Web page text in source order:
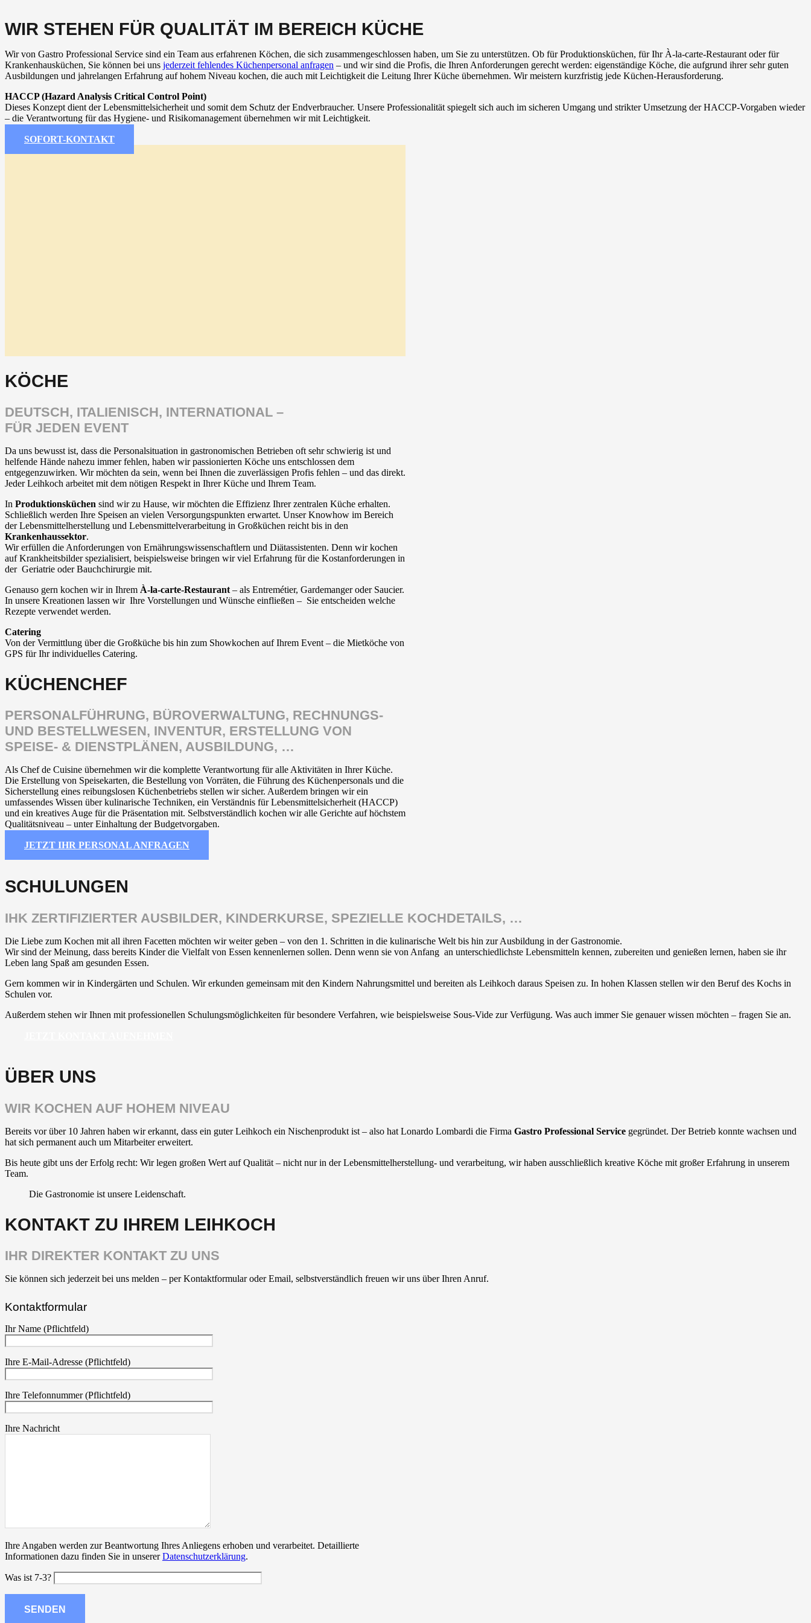
WIR STEHEN FÜR QUALITÄT IM BEREICH KÜCHE
Wir von Gastro Professional Service sind ein Team aus erfahrenen Köchen, die sich zusammengeschlossen haben, um Sie zu unterstützen. Ob für Produktionsküchen, für Ihr À-la-carte-Restaurant oder für
Krankenhausküchen, Sie können bei uns jederzeit fehlendes Küchenpersonal anfragen – und wir sind die Profis, die Ihren Anforderungen gerecht werden: eigenständige Köche, die aufgrund ihrer sehr guten
Ausbildungen und jahrelangen Erfahrung auf hohem Niveau kochen, die auch mit Leichtigkeit die Leitung Ihrer Küche übernehmen. Wir meistern kurzfristig jede Küchen-Herausforderung.
HACCP (Hazard Analysis Critical Control Point)
Dieses Konzept dient der Lebensmittelsicherheit und somit dem Schutz der Endverbraucher. Unsere Professionalität spiegelt sich auch im sicheren Umgang und strikter Umsetzung der HACCP-Vorgaben wieder
– die Verantwortung für das Hygiene- und Risikomanagement übernehmen wir mit Leichtigkeit.
SOFORT-KONTAKT
KÖCHE
DEUTSCH, ITALIENISCH, INTERNATIONAL –
FÜR JEDEN EVENT
Da uns bewusst ist, dass die Personalsituation in gastronomischen Betrieben oft sehr schwierig ist und
helfende Hände nahezu immer fehlen, haben wir passionierten Köche uns entschlossen dem
entgegenzuwirken. Wir möchten da sein, wenn bei Ihnen die zuverlässigen Profis fehlen – und das direkt.
Jeder Leihkoch arbeitet mit dem nötigen Respekt in Ihrer Küche und Ihrem Team.
In Produktionsküchen sind wir zu Hause, wir möchten die Effizienz Ihrer zentralen Küche erhalten.
Schließlich werden Ihre Speisen an vielen Versorgungspunkten erwartet. Unser Knowhow im Bereich
der Lebensmittelherstellung und Lebensmittelverarbeitung in Großküchen reicht bis in den
Krankenhaussektor.
Wir erfüllen die Anforderungen von Ernährungswissenschaftlern und Diätassistenten. Denn wir kochen
auf Krankheitsbilder spezialisiert, beispielsweise bringen wir viel Erfahrung für die Kostanforderungen in
der Geriatrie oder Bauchchirurgie mit.
Genauso gern kochen wir in Ihrem À-la-carte-Restaurant – als Entremétier, Gardemanger oder Saucier.
In unsere Kreationen lassen wir Ihre Vorstellungen und Wünsche einfließen – Sie entscheiden welche
Rezepte verwendet werden.
Catering
Von der Vermittlung über die Großküche bis hin zum Showkochen auf Ihrem Event – die Mietköche von
GPS für Ihr individuelles Catering.
KÜCHENCHEF
PERSONALFÜHRUNG, BÜROVERWALTUNG, RECHNUNGS-
UND BESTELLWESEN, INVENTUR, ERSTELLUNG VON
SPEISE- & DIENSTPLÄNEN, AUSBILDUNG, …
Als Chef de Cuisine übernehmen wir die komplette Verantwortung für alle Aktivitäten in Ihrer Küche.
Die Erstellung von Speisekarten, die Bestellung von Vorräten, die Führung des Küchenpersonals und die
Sicherstellung eines reibungslosen Küchenbetriebs stellen wir sicher. Außerdem bringen wir ein
umfassendes Wissen über kulinarische Techniken, ein Verständnis für Lebensmittelsicherheit (HACCP)
und ein kreatives Auge für die Präsentation mit. Selbstverständlich kochen wir alle Gerichte auf höchstem
Qualitätsniveau – unter Einhaltung der Budgetvorgaben.
JETZT IHR PERSONAL ANFRAGEN
SCHULUNGEN
IHK ZERTIFIZIERTER AUSBILDER, KINDERKURSE, SPEZIELLE KOCHDETAILS, …
Die Liebe zum Kochen mit all ihren Facetten möchten wir weiter geben – von den 1. Schritten in die kulinarische Welt bis hin zur Ausbildung in der Gastronomie.
Wir sind der Meinung, dass bereits Kinder die Vielfalt von Essen kennenlernen sollen. Denn wenn sie von Anfang an unterschiedlichste Lebensmitteln kennen, zubereiten und genießen lernen, haben sie ihr
Leben lang Spaß am gesunden Essen.
Gern kommen wir in Kindergärten und Schulen. Wir erkunden gemeinsam mit den Kindern Nahrungsmittel und bereiten als Leihkoch daraus Speisen zu. In hohen Klassen stellen wir den Beruf des Kochs in
Schulen vor.
Außerdem stehen wir Ihnen mit professionellen Schulungsmöglichkeiten für besondere Verfahren, wie beispielsweise Sous-Vide zur Verfügung. Was auch immer Sie genauer wissen möchten – fragen Sie an.
ÜBER UNS
WIR KOCHEN AUF HOHEM NIVEAU
Bereits vor über 10 Jahren haben wir erkannt, dass ein guter Leihkoch ein Nischenprodukt ist – also hat Lonardo Lombardi die Firma Gastro Professional Service gegründet. Der Betrieb konnte wachsen und
hat sich permanent auch um Mitarbeiter erweitert.
Bis heute gibt uns der Erfolg recht: Wir legen großen Wert auf Qualität – nicht nur in der Lebensmittelherstellung- und verarbeitung, wir haben ausschließlich kreative Köche mit großer Erfahrung in unserem
Team.
Die Gastronomie ist unsere Leidenschaft.
KONTAKT ZU IHREM LEIHKOCH
IHR DIREKTER KONTAKT ZU UNS
Sie können sich jederzeit bei uns melden – per Kontaktformular oder Email, selbstverständlich freuen wir uns über Ihren Anruf.
Kontaktformular
Ihr Name (Pflichtfeld)
Ihre E-Mail-Adresse (Pflichtfeld)
Ihre Telefonnummer (Pflichtfeld)
Ihre Nachricht
Ihre Angaben werden zur Beantwortung Ihres Anliegens erhoben und verarbeitet. Detaillierte
Informationen dazu finden Sie in unsererDatenschutzerklärung.
Was ist 7-3?